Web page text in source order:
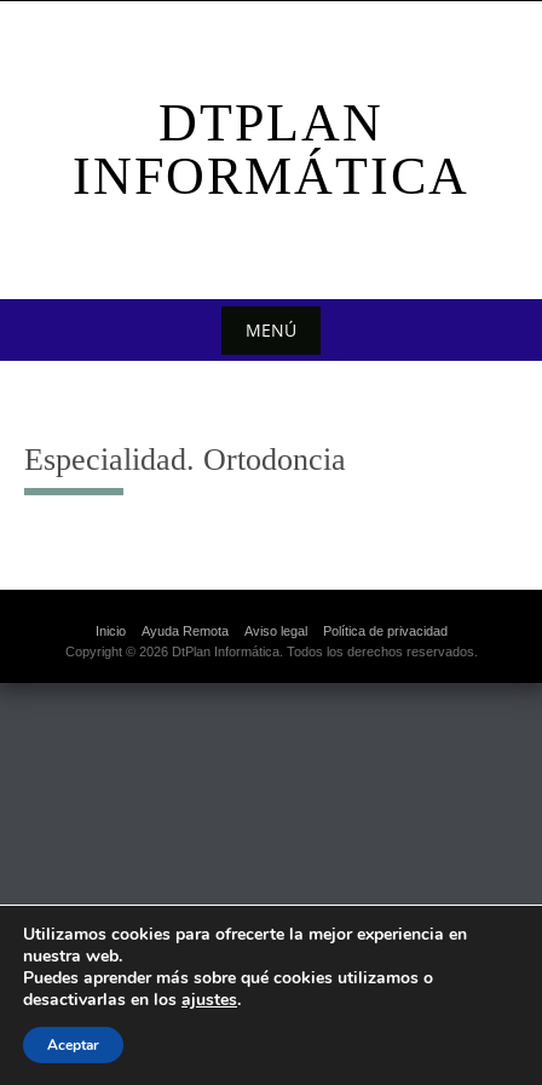
DTPLAN
INFORMÁTICA
MENÚ
contenido
Especialidad. Ortodoncia
Inicio Ayuda Remota Aviso legal
Política de privacidad
Copyright © 2026 DtPlan Informática. Todos los derechos reservados.
Utilizamos cookies para ofrecerte la mejor experiencia en
nuestra web.
Puedes aprender más sobre qué cookies utilizamos o
desactivarlas en los ajustes.
Aceptar